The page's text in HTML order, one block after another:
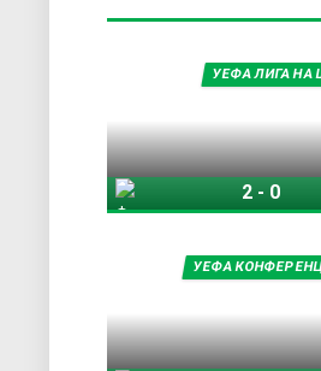
УЕФА ЛИГА
2- 0
УЕФА